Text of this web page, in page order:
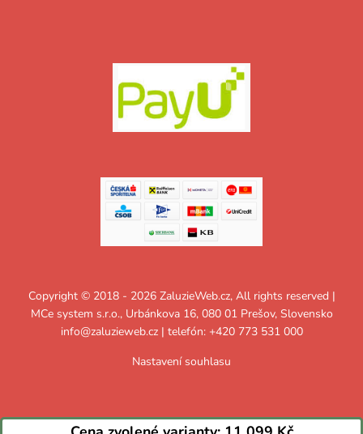
Copyright © 2018 - 2026 ZaluzieWeb.cz, All rights reserved |
MCe system s.r.o., Urbánkova 16, 080 01 Prešov, Slovensko
info@zaluzieweb.cz| telefón: +420 773 531 000
Nastavení souhlasu